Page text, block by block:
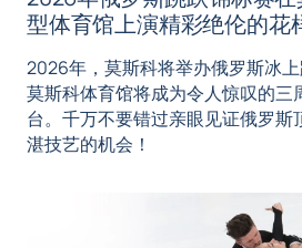
型体育馆上演精彩绝伦的花
2026年，莫斯科将举办俄罗斯冰上
莫斯科体育馆将成为令人惊叹的三
台。千万不要错过亲眼见证俄罗斯
湛技艺的机会！